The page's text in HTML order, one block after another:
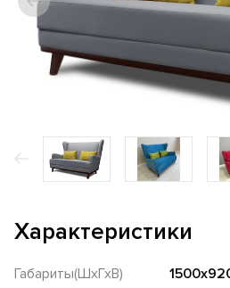
Характеристики
Габариты(ШхГхВ)